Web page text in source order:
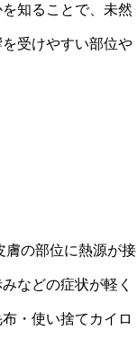
知ることで、未然
受けやすい部位や
膚の部位に熱源が接
などの症状が軽く
・使い捨てカイロ